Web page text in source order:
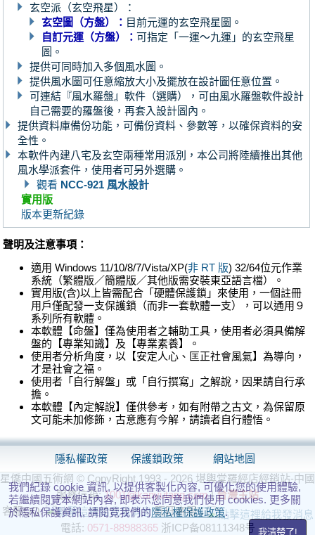
玄空派（玄空飛星）：
玄空圖（方盤）： 目前元運的玄空飛星圖。
自訂元運（方盤）：可指定「一運～九運」的玄空飛星
圖。
提供可同時加入多個風水圖。
提供風水圖可任意縮放大小及擺放在設計圖任意位置。
可連結『風水羅盤』軟件（選購），可由風水羅盤軟件設計
自己需要的羅盤後，再套入設計圖內。
提供資料庫備份功能，可備份資料、參數等，以確保資料的安
全性。
本軟件內建八宅及玄空兩種常用派別，本公司將陸續推出其他
風水學派套件，使用者可另外選購。
觀看 NCC-921 風水設計
實用版
版本更新紀錄
聲明及注意事項：
適用 Windows 11/10/8/7/Vista/XP(非 RT 版) 32/64位元作業
系統（繁體版／簡體版／其他版需安裝東亞語言檔）。
實用版(含)以上皆需配合「硬體保護鎖」來使用，一個註冊
用戶僅配發一支保護鎖（而非一套軟體一支），可以通用９
系列所有軟體。
本軟體【命盤】僅為使用者之輔助工具，使用者必須具備解
盤的【專業知識】及【專業素養】。
使用者分析角度，以【安定人心、匡正社會風氣】為導向，
才是社會之福。
使用者「自行解盤」或「自行撰寫」之解說，因果請自行承
擔。
本軟體【內定解說】僅供參考，如有附帶之古文，為保留原
文可能未加修飾，古意應有今解，請讀者自行體悟。
隱私權政策 保護鎖政策
網站地圖
星僑中國五術網 © CopyRight 1993 - 2026 堪輿堂羅經店經銷站-中國
服務信箱:1001@kanyutang.com|台灣主站
客服QQ:
旺旺客服：
電話: 0571-88988365浙ICP备08111348号
我們紀錄 cookie 資訊, 以提供客製化內容, 可優化您的使用體驗,
若繼續閱覽本網站內容, 即表示您同意我們使用 cookies. 更多關
於隱私保護資訊, 請閱覽我們的隱私權保護政策.
我清楚了!